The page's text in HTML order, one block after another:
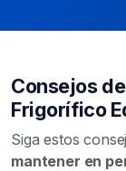
Consejos
Frigorífico
Siga estos
mantener en